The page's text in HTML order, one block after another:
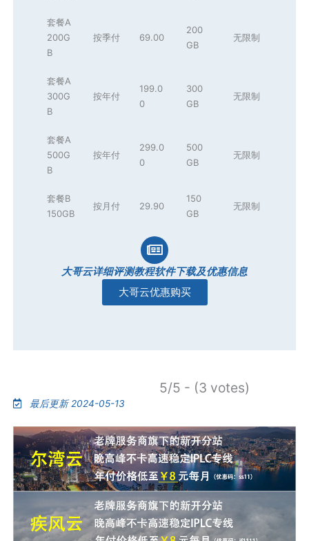
套餐A
200G
B
按季付 69.00
200
GB
无限制
套餐A
300G
B
按年付
199.0
0
300
GB
无限制
套餐A
500G
B
按年付
299.0
0
500
GB
无限制
套餐B
150GB
按月付 29.90
150
GB
无限制
大哥云详细评测教程软件下载及优惠信息
大哥云优惠购买
5/5 - (3 votes)
最后更新 2024-05-13